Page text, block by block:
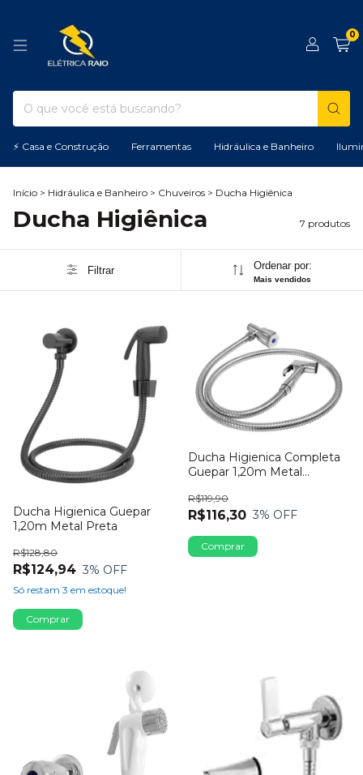
0
⚡ Casa e Construção Ferramentas Hidráulica e Banheiro
Início > Hidráulica e Banheiro > Chuveiros > Ducha Higiênica
Ducha Higiênica 7 produtos
Filtrar Ordenar por:
Mais vendidos
Ducha Higienica Guepar
1,20m Metal Preta
R$124,94
R$128,80
3% OFF
Só restam 3 em estoque!
Ducha Higienica Completa
Guepar 1,20m Metal
R$116,30
R$119,90
3% OFF